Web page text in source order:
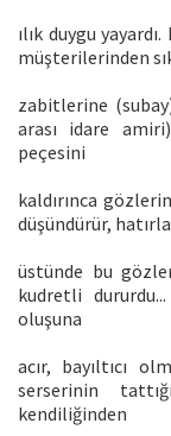
ılık duygu
müşterilerinden
zabitlerine
arası idare
peçesini
kaldırınca
düşündürür,
üstünde bu
kudretli
oluşuna
acır, bayıltıcı
serserinin
kendiliğinden